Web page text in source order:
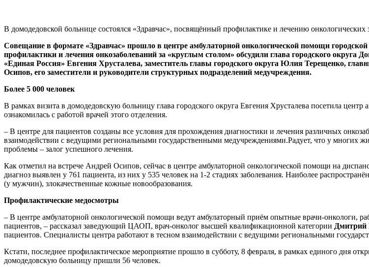
В домодедовской больнице состоялся «Здравчас», посвящённый профилактике и лечению онкологических
Совещание в формате «Здравчас» прошло в центре амбулаторной онкологической помощи
профилактики и лечения онкозаболеваний за «круглым столом» обсудили глава городского округа
«Единая Россия» Евгения Хрусталева, заместитель главы городского округа Юлия Терещенко,
Осипов, его заместители и руководители структурных подразделений медучреждения.
Более 5 000 человек
В рамках визита в домодедовскую больницу глава городского округа Евгения Хрусталева посетила
ознакомилась с работой врачей этого отделения.
– В центре для пациентов созданы все условия для прохождения диагностики и лечения различных
взаимодействии с ведущими региональными государственными медучреждениями.Радует, что у многих
проблемы – залог успешного лечения.
Как отметил на встрече Андрей Осипов, сейчас в центре амбулаторной онкологической помощи на
диагноз выявлен у 761 пациента, из них у 535 человек на 1-2 стадиях заболевания. Наиболее
(у мужчин), злокачественные кожные новообразования.
Профилактические медосмотры
– В центре амбулаторной онкологической помощи ведут амбулаторный приём опытные врачи-онкологи,
пациентов, – рассказал заведующий ЦАОП, врач-онколог высшей квалификационной категории Дмитрий
пациентов. Специалисты центра работают в тесном взаимодействии с ведущими региональными
Кстати, последнее профилактическое мероприятие прошло в субботу, 8 февраля, в рамках единого дня
домодедовскую больницу пришли 56 человек.